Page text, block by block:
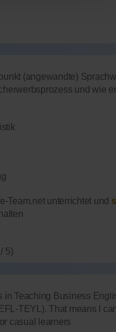
(angewandte)
und wie
Team.net unterrichtet und
5)
in Teaching Business
TEYL). That means I
casual learners